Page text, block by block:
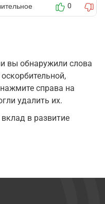
0
вы обнаружили слова
справа на
удалить их.
в развитие